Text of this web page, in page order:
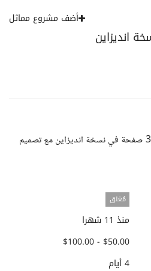
انديزاين
أضف مشروع مماثل
مطلوب تنسيق ملف word من 30 صفحة في نسخة انديزاين مع تصميم
مُغلق
منذ 11 شهرا
$50.00 - $100.00
4 أيام